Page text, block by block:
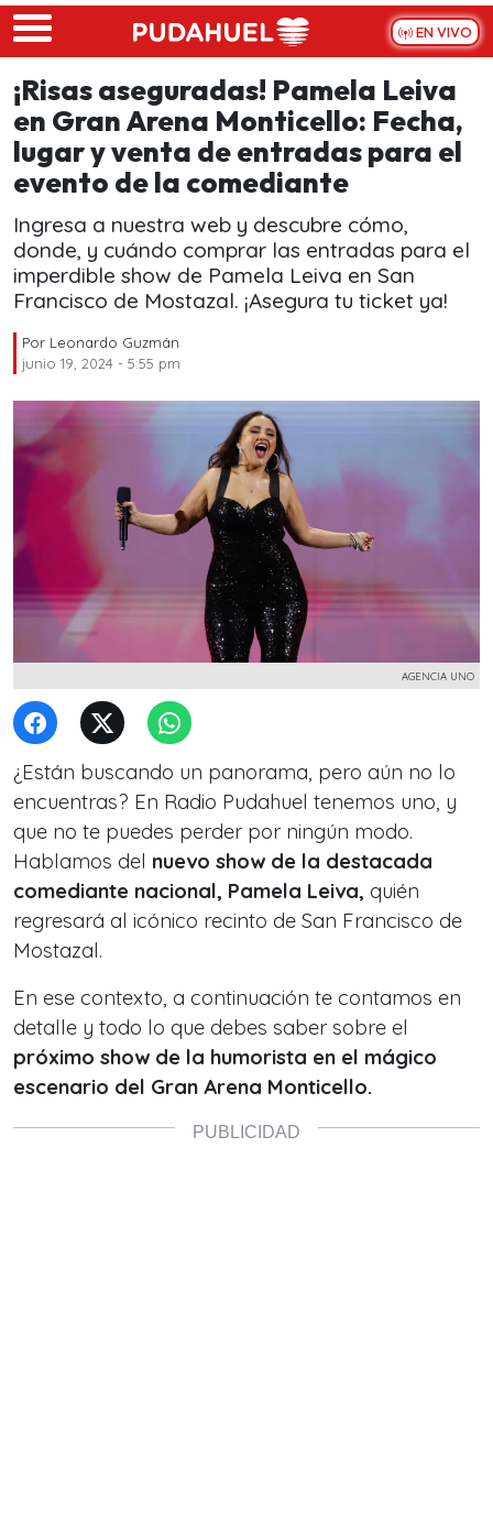
Skip to main content
EN VIVO
¡Risas aseguradas! Pamela Leiva
en Gran Arena Monticello: Fecha,
lugar y venta de entradas para el
evento de la comediante
Ingresa a nuestra web y descubre cómo,
donde, y cuándo comprar las entradas para el
imperdible show de Pamela Leiva en San
Francisco de Mostazal. ¡Asegura tu ticket ya!
Por Leonardo Guzmán
junio 19, 2024 - 5:55 pm
AGENCIA UNO
¿Están buscando un panorama, pero aún no lo
encuentras? En Radio Pudahuel tenemos uno, y
que no te puedes perder por ningún modo.
Hablamos del nuevo show de la destacada
comediante nacional, Pamela Leiva, quién
regresará al icónico recinto de San Francisco de
Mostazal.
En ese contexto, a continuación te contamos en
detalle y todo lo que debes saber sobre el
próximo show de la humorista en el mágico
escenario del Gran Arena Monticello.